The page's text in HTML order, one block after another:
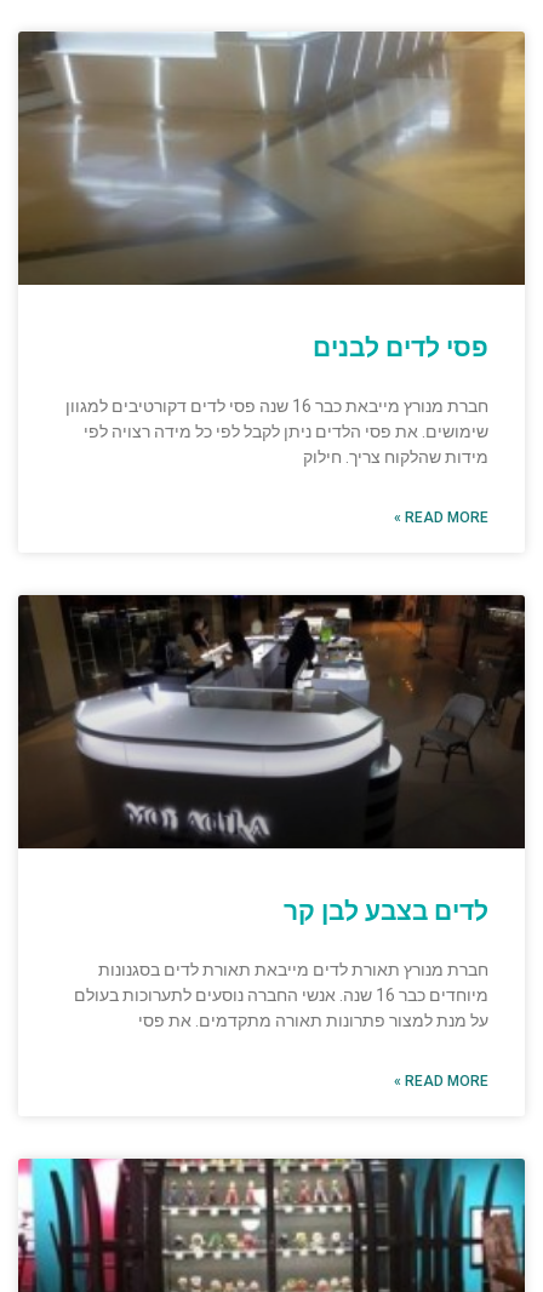
פסי לדים לבנים
חברת מנורץ מייבאת כבר 16 שנה פסי לדים דקורטיבים למגוון
שימושים. את פסי הלדים ניתן לקבל לפי כל מידה רצויה לפי
מידות שהלקוח צריך. חילוק
READ MORE »
לדים בצבע לבן קר
חברת מנורץ תאורת לדים מייבאת תאורת לדים בסגנונות
מיוחדים כבר 16 שנה. אנשי החברה נוסעים לתערוכות בעולם
על מנת למצור פתרונות תאורה מתקדמים. את פסי
READ MORE »